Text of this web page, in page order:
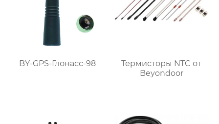
BY-GPS-Глонасс-98
Термисторы NTC от
Beyondoor